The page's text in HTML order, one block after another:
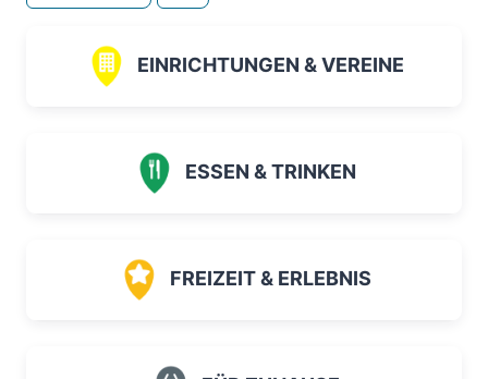
EINRICHTUNGEN & VEREINE
ESSEN & TRINKEN
FREIZEIT & ERLEBNIS